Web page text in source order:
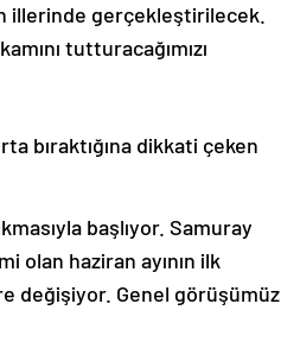
illerinde gerçekleştirilecek.
tutturacağımızı
bıraktığına dikkati çeken
başlıyor. Samuray
olan haziran ayının ilk
değişiyor. Genel görüşümüz